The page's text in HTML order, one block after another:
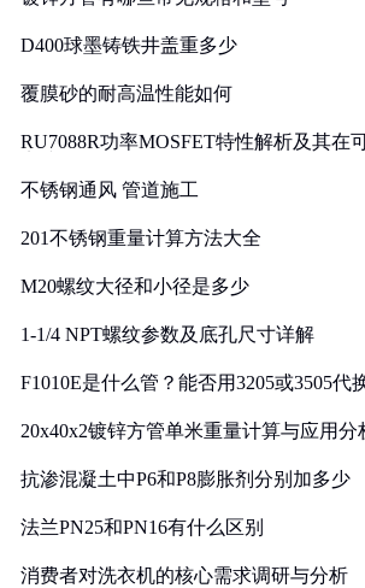
D400球墨铸铁井盖重多少
覆膜砂的耐高温性能如何
RU7088R功率MOSFET特性解析及其在
不锈钢通风 管道施工
201不锈钢重量计算方法大全
M20螺纹大径和小径是多少
1-1/4 NPT螺纹参数及底孔尺寸详解
F1010E是什么管？能否用3205或3505代
20x40x2镀锌方管单米重量计算与应用分
抗渗混凝土中P6和P8膨胀剂分别加多少
法兰PN25和PN16有什么区别
消费者对洗衣机的核心需求调研与分析